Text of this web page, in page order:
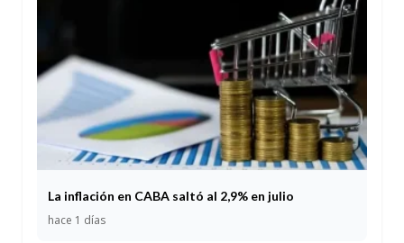
La inflación en CABA saltó al 2,9% en julio
hace 1 días